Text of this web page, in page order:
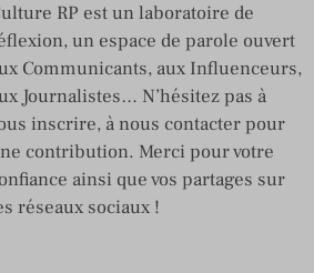
RP est un laboratoire de
un espace de parole ouvert
Communicants, aux Influenceurs,
Journalistes… N’hésitez pas à
inscrire, à nous contacter pour
contribution. Merci pour votre
ainsi que vos partages sur
réseaux sociaux !